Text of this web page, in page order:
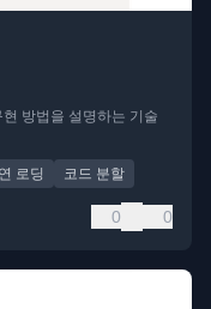
방법을 설명하는 기술
로딩 코드 분할
0 0